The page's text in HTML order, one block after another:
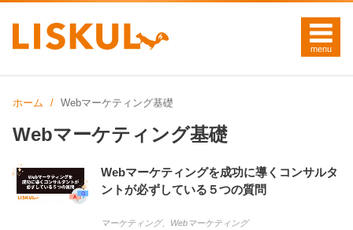
ホーム Webマーケティング基礎
Webマーケティング基礎
Webマーケティングを成功に導くコンサルタ
ントが必ずしている５つの質問
マーケティング、 Webマーケティング